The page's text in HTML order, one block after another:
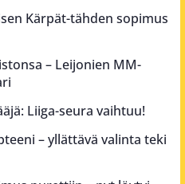
Kärpät-tähden sopimus
– Leijonien MM-
Liiga-seura vaihtuu!
– yllättävä valinta teki